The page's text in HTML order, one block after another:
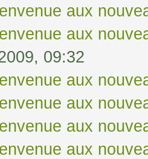
aux
aux
09:32
aux
aux
aux
aux